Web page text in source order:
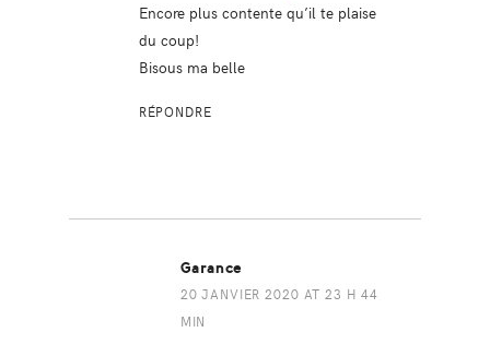
Encore plus contente qu’il te plaise
du coup!
Bisous ma belle
RÉPONDRE
Garance
20 JANVIER 2020 AT 23 H 44
MIN